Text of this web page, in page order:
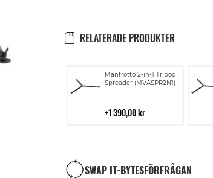
RELATERADE PRODUKTER
Manfrotto 2-in-1 Tripod
Spreader (MVASPR2N1)
1 390,00 kr
Lägg
till
SWAP IT-BYTESFÖRFRÅGAN